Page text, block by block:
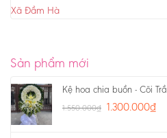
Xã Đầm Hà
Sản phẩm mới
Kệ hoa chia buồn - Cõi
1.550.000₫ 1.300.000₫